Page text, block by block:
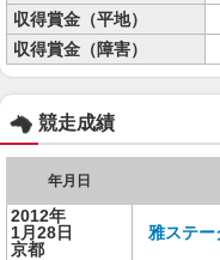
収得賞金（平地）
収得賞金（障害）
競走成績
年月日
2012年
1月28日
京都
雅ステー